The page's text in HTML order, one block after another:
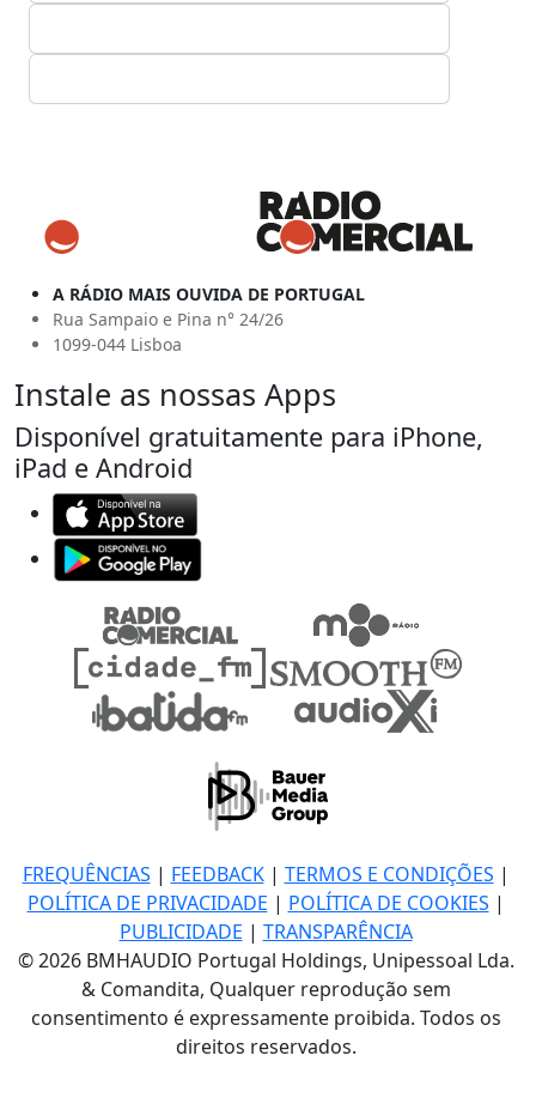
A RÁDIO MAIS OUVIDA DE PORTUGAL
Rua Sampaio e Pina n° 24/26
1099-044 Lisboa
Instale as nossas Apps
Disponível gratuitamente para iPhone,
iPad e Android
FREQUÊNCIAS | FEEDBACK| TERMOS E CONDIÇÕES |
POLÍTICA DE PRIVACIDADE | POLÍTICA DE COOKIES |
PUBLICIDADE | TRANSPARÊNCIA
© 2026 BMHAUDIO Portugal Holdings, Unipessoal Lda.
& Comandita, Qualquer reprodução sem
consentimento é expressamente proibida. Todos os
direitos reservados.